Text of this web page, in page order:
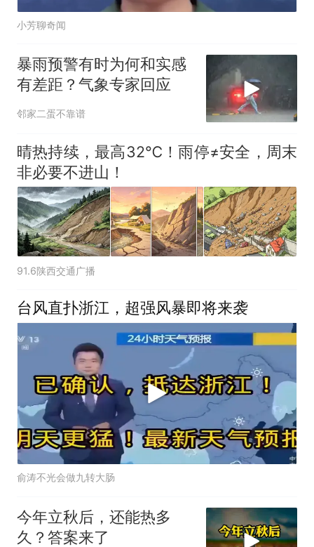
小芳聊奇闻
暴雨预警有时为何和实感
有差距？气象专家回应
邻家二蛋不靠谱
晴热持续，最高32℃！雨停≠安全，周末
非必要不进山！
91.6陕西交通广播
台风直扑浙江，超强风暴即将来袭
俞涛不光会做九转大肠
今年立秋后，还能热多
久？答案来了